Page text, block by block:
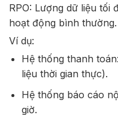
RPO: Lượng dữ liệu tối
hoạt động bình thường.
Ví dụ:
Hệ thống thanh
liệu thời gian thực).
Hệ thống báo cáo
giờ.